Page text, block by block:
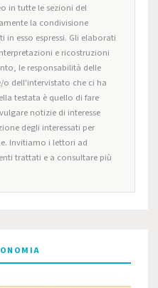
in tutte le sezioni del
la condivisione
esso espressi. Gli elaborati
e ricostruzioni
le responsabilità delle
dell'intervistato che ci ha
testata è quello di fare
notizie di interesse
degli interessati per
Invitiamo i lettori ad
trattati e a consultare più